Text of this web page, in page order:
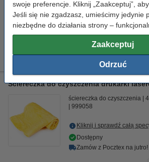
swoje preferencje. Kliknij „Zaakceptuj”,
Jeśli się nie zgadzasz, umieścimy jedynie
niezbędne do działania strony –
Zaakceptuj
Odrzuć
Kliknij i sprawdź całą
Dostawa: 2-3 dni robocze
699,00 zł
Ściereczka do czyszczenia drukarki
ściereczka do czyszczenia
999058
Kliknij i sprawdź całą
Dostępny
Zamów z Pocztex na jutro!